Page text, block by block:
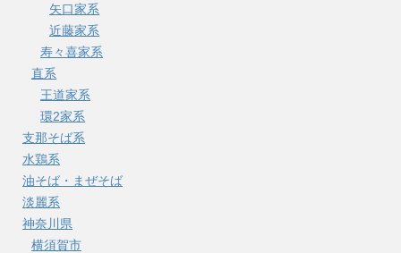
矢口家系
近藤家系
寿々喜家系
直系
王道家系
環2家系
支那そば系
水鶏系
油そば・まぜそば
淡麗系
神奈川県
横須賀市